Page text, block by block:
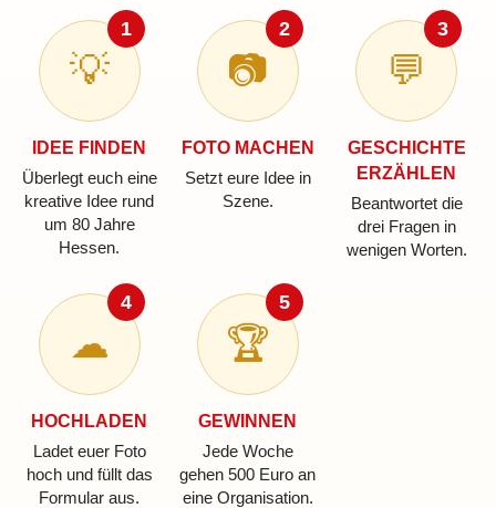
💡
1
IDEE FINDEN
Überlegt euch eine
kreative Idee rund
um 80 Jahre
Hessen.
📷
2
FOTO MACHEN
Setzt eure Idee in
Szene.
💬
3
GESCHICHTE
ERZÄHLEN
Beantwortet die
drei Fragen in
wenigen Worten.
☁
4
HOCHLADEN
Ladet euer Foto
hoch und füllt das
Formular aus.
🏆
5
GEWINNEN
Jede Woche
gehen 500 Euro an
eine Organisation.